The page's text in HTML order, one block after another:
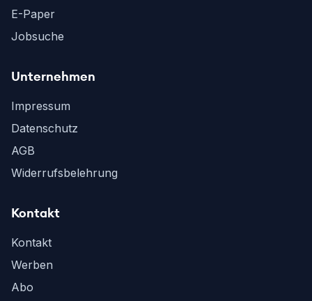
E-Paper
Jobsuche
Unternehmen
Impressum
Datenschutz
AGB
Widerrufsbelehrung
Kontakt
Kontakt
Werben
Abo